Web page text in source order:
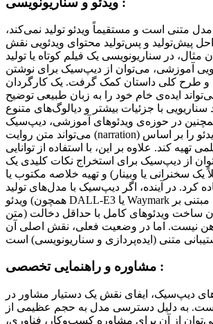
متنی است و مستقیماً ویدئو تولید نمی‌کند،
پیش‌تولید و پس‌تولید محتوای ویدئویی نقش
مثال، در سناریونویسی یک فیلم کوتاه یا تولید
آموزشی، می‌توان از دیپ‌سیک برای نوشتن
و طرح کلی داستان کمک گرفت. یک کارگردان
می‌تواند ایده‌ی خام خود را به زبان طبیعی توضیح
با جزئیات بیشتر و دیالوگ‌های متنوع
همچنین در حوزه‌ی ویدئوهای آموزشی، دیپ‌سیک
می‌تواند متن روایت (narration) یا اسکریپت ویدئو را بر اساس
تهیه کند. علاوه بر این، با استفاده از توانایی
از دیپ‌سیک برای استخراج نکات کلیدی یک
یک سخنرانی یا وبینار) و تهیه خلاصه مکتوب یا
کرد. در آینده، اگر دیپ‌سیک با مدل‌های تولید
ویدئو (همچون DALL-E3 یا Waymark برای تولید ویدئوی مبتنی بر
متن) ترکیب شود، امکان ساخت ویدئوهای کامل با حداقل دخالت
ذهن نیست. اما در وضعیت فعلی، نقش اصلی آن
مشاوره و راهنمایی تخصصی :
دیپ‌سیک، ایفای نقش یک دستیار مشاور در
به دلیل دسترسی مدل به حجم عظیمی از
از آن برای مشاوره کسب‌وکار، فناوری،